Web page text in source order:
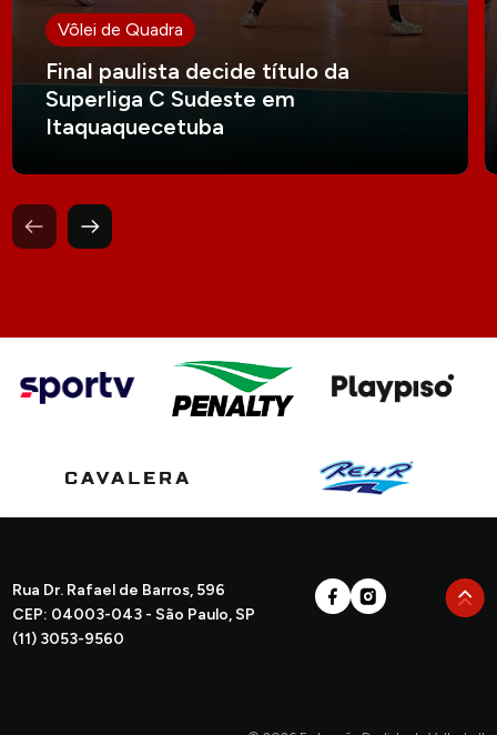
Vôlei de Quadra
Final paulista decide título da
Superliga C Sudeste em
Itaquaquecetuba
Rua Dr. Rafael de Barros, 596
CEP: 04003-043 - São Paulo, SP
(11) 3053-9560